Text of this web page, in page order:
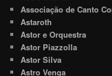
Associação de Canto
Astaroth
Astor e Orquestra
Astor Piazzolla
Astor Silva
Astro Venga